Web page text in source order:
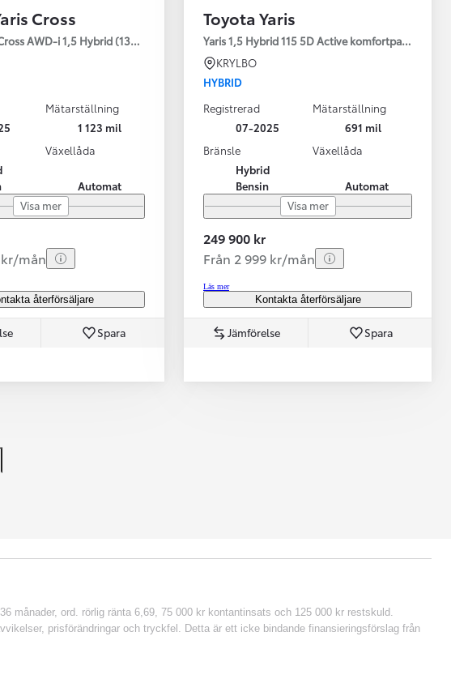
Cross
AWD-i 1,5 Hybrid (130HK) Style V-hjul
Mätarställning
1 123 mil
Växellåda
Automat
Visa mer
kr/mån
återförsäljare
Spara
Toyota Yaris
Yaris 1,5 Hybrid 115 5D Active komfortpaket
KRYLBO
HYBRID
Registrerad
07-2025
Mätarställning
691 mil
Bränsle
Hybrid
Bensin
Växellåda
Automat
Visa mer
249 900 kr
Från 2 999 kr/mån
Läs mer
Kontakta återförsäljare
Jämförelse Spara
page
månader, ord. rörlig ränta 6,69, 75 000 kr kontantinsats och 125 000 kr restskuld.
prisförändringar och tryckfel. Detta är ett icke bindande finansieringsförslag från